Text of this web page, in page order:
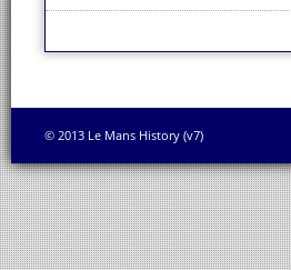
© 2013 Le Mans History (v7)